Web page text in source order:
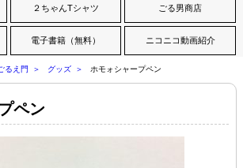
２ちゃんTシャツ ごる男商店
電子書籍（無料） ニコニコ動画紹介
るえ門 グッズ ホモォシャープペン
ペン